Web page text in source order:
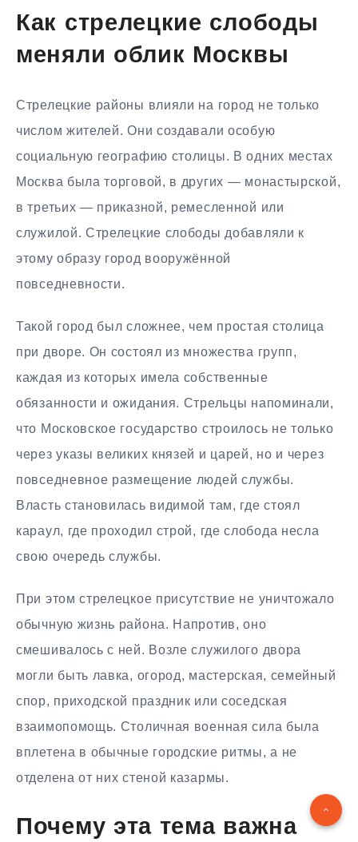
Как стрелецкие слободы
меняли облик Москвы
Стрелецкие районы влияли на город не только
числом жителей. Они создавали особую
социальную географию столицы. В одних местах
Москва была торговой, в других — монастырской,
в третьих — приказной, ремесленной или
служилой. Стрелецкие слободы добавляли к
этому образу город вооружённой
повседневности.
Такой город был сложнее, чем простая столица
при дворе. Он состоял из множества групп,
каждая из которых имела собственные
обязанности и ожидания. Стрельцы напоминали,
что Московское государство строилось не только
через указы великих князей и царей, но и через
повседневное размещение людей службы.
Власть становилась видимой там, где стоял
караул, где проходил строй, где слобода несла
свою очередь службы.
При этом стрелецкое присутствие не уничтожало
обычную жизнь района. Напротив, оно
смешивалось с ней. Возле служилого двора
могли быть лавка, огород, мастерская, семейный
спор, приходской праздник или соседская
взаимопомощь. Столичная военная сила была
вплетена в обычные городские ритмы, а не
отделена от них стеной казармы.
Почему эта тема важна